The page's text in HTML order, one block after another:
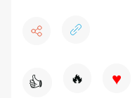
👍 🔥 ♥